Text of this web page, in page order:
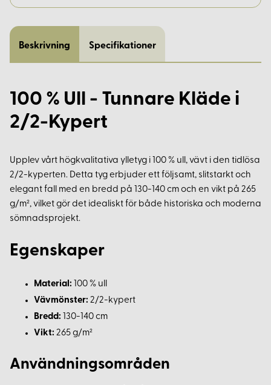
Beskrivning Specifikationer
100 % Ull - Tunnare Kläde i
2/2-Kypert
Upplev vårt högkvalitativa ylletyg i 100 % ull, vävt i den tidlösa
2/2-kyperten. Detta tyg erbjuder ett följsamt, slitstarkt och
elegant fall med en bredd på 130-140 cm och en vikt på 265
g/m², vilket gör det idealiskt för både historiska och moderna
sömnadsprojekt.
Egenskaper
Material: 100 % ull
Vävmönster: 2/2-kypert
Bredd: 130-140 cm
Vikt: 265 g/m²
Användningsområden